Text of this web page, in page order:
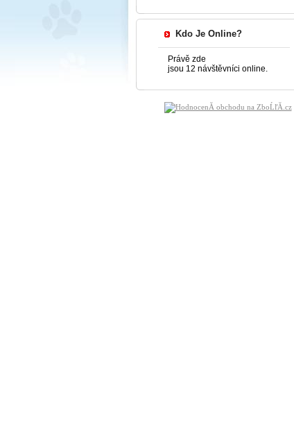
Kdo Je Online?
Právě zde
jsou 12 návštěvníci online.